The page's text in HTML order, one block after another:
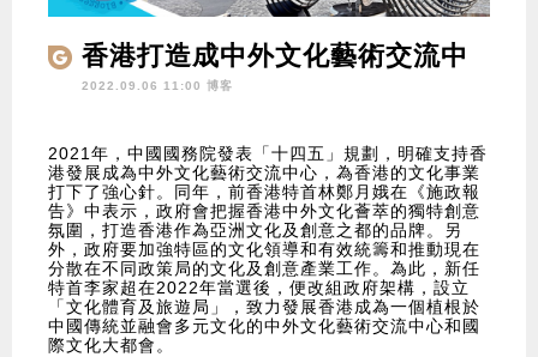
香港打造成中外文化藝術交流中
心
2022.09.06 11:00 博客
2021年，中國國務院發表「十四五」規劃，明確支持香
港發展成為中外文化藝術交流中心，為香港的文化事業
打下了強心針。同年，前香港特首林鄭月娥在《施政報
告》中表示，政府會把握香港中外文化薈萃的獨特創意
氛圍，打造香港作為亞洲文化及創意之都的品牌。另
外，政府要加強特區的文化領導和有效統籌和推動現在
分散在不同政策局的文化及創意產業工作。為此，新任
特首李家超在2022年當選後，便改組政府架構，設立
「文化體育及旅遊局」，致力發展香港成為一個植根於
中國傳統並融會多元文化的中外文化藝術交流中心和國
際文化大都會。